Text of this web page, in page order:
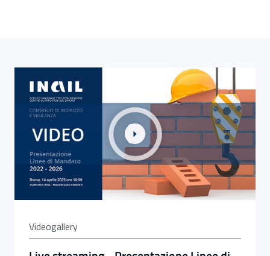
Link alla Gallery Live streaming - Presentazione Linee
Videogallery